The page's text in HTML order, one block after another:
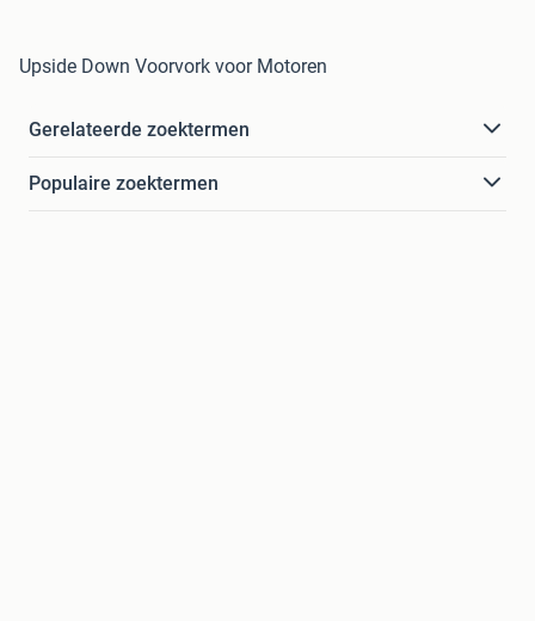
Upside Down Voorvork voor Motoren
Gerelateerde zoektermen
Populaire zoektermen